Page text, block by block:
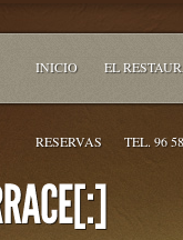
INICIO EL
RESERVAS TEL. 96